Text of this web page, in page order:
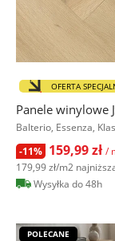
OFERTA
Panele winylowe
Balterio, Essenza,
-11% 159,99 zł /
179,99 zł/m2
Wysyłka do 48h
POLECANE